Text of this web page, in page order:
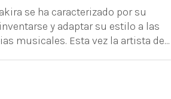
se ha caracterizado por su
y adaptar su estilo a las
musicales. Esta vez la artista de...